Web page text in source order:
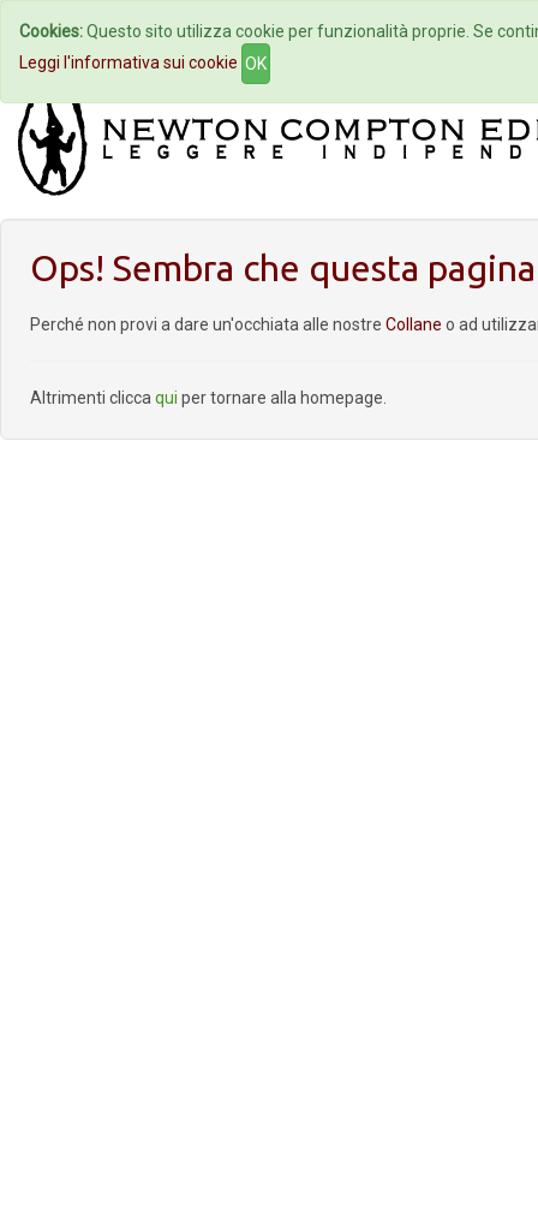
Home Autori Eventi
Ops! Sembra che questa
Perché non provi a dare un'occhiata alle nostre Collane o ad
Altrimenti clicca qui per tornare alla homepage.
Cookies:Questo sito utilizza cookie per funzionalità proprie. Se
Leggi l'informativa sui cookie OK